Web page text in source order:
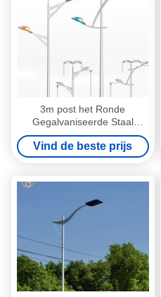
3m post het Ronde
Gegalvaniseerde Staal
Tweelingwapensweg Lichte
Pool
Vind de beste prijs